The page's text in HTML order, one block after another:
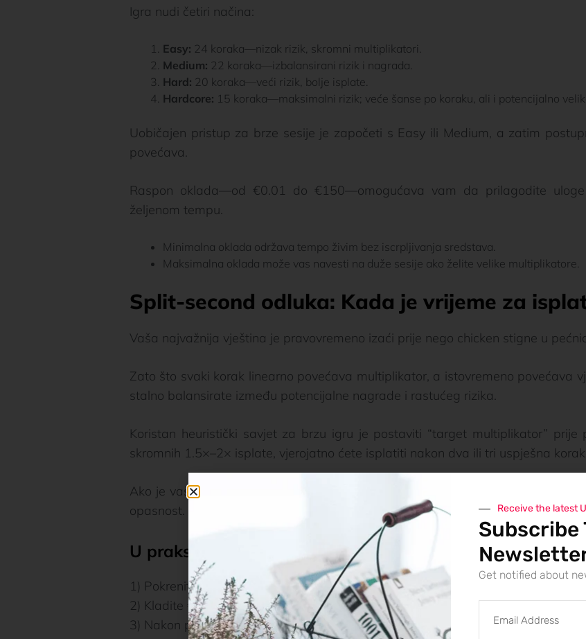
Igra nudi četiri načina:
Easy: 24 koraka—nizak rizik, skromni multiplikatori.
Medium: 22 koraka—izbalansirani rizik i nagrada.
Hard: 20 koraka—veći rizik, bolje isplate.
Hardcore: 15 koraka—maksimalni rizik; veće šanse po koraku, ali i potencijalno
Uobičajen pristup za brze sesije je započeti s Easy ili Medium, a zatim
povećava.
Raspon oklada—od €0.01 do €150—omogućava vam da prilagodite uloge
željenom tempu.
Minimalna oklada održava tempo živim bez iscrpljivanja sredstava.
Maksimalna oklada može vas navesti na duže sesije ako želite velike multiplikatore.
Split-second odluka: Kada je vrijeme za
Vaša najvažnija vještina je pravovremeno izaći prije nego chicken stigne u
Zato što svaki korak linearno povećava multiplikator, a istovremeno povećava
stalno balansirate između potencijalne nagrade i rastućeg rizika.
Koristan heuristički savjet za brzu igru je postaviti “target multiplikator”
skromnih 1.5×–2× isplate, vjerojatno ćete isplatiti nakon dva ili tri uspješna
Ako je vaš cilj viši—recimo 5× ili više—ići ćete dalje na cesti, prihvaćajući da
opasnost.
U praksi: tipična brza sesija
1) Pokrenite igru na svom telefonu.
2) Kladite €0.10 na Easy težini.
3) Nakon prvog koraka, ste na 1×; odlučujete nastaviti.
Receive the latest
Subscribe
Get notified about